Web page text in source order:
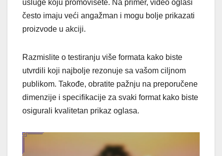
usluge koju promovišete. Na primer, video oglasi
često imaju veći angažman i mogu bolje prikazati
proizvode u akciji.
Razmislite o testiranju više formata kako biste
utvrdili koji najbolje rezonuje sa vašom ciljnom
publikom. Takođe, obratite pažnju na preporučene
dimenzije i specifikacije za svaki format kako biste
osigurali kvalitetan prikaz oglasa.